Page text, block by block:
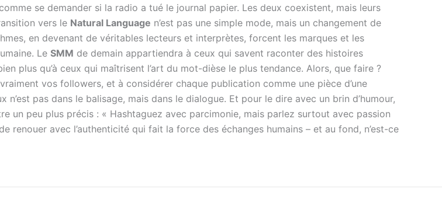
se demander si la radio a tué le journal papier. Les deux coexistent, mais leurs
vers le Natural Language n’est pas une simple mode, mais un changement de
en devenant de véritables lecteurs et interprètes, forcent les marques et les
Le SMM de demain appartiendra à ceux qui savent raconter des histoires
plus qu’à ceux qui maîtrisent l’art du mot-dièse le plus tendance. Alors, que faire ?
vos followers, et à considérer chaque publication comme une pièce d’une
pas dans le balisage, mais dans le dialogue. Et pour le dire avec un brin d’humour,
un peu plus précis : « Hashtaguez avec parcimonie, mais parlez surtout avec passion
renouer avec l’authenticité qui fait la force des échanges humains – et au fond, n’est-ce